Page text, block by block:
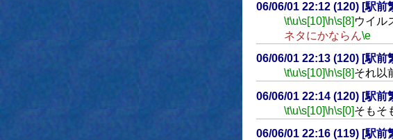
06/06/01 22:12 (120) [駅前
\t\u\s[10]\h\s[8] ウイル
ネタにかならん\e
06/06/01 22:13 (120) [駅前
\t\u\s[10]\h\s[8]それ以
06/06/01 22:14 (120) [駅前
\t\u\s[10]\h\s[0]そもそ
06/06/01 22:16 (119) [駅前